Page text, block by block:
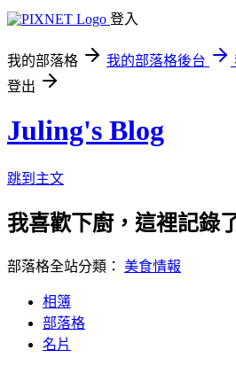
登入
我的部落格 我的部落格後台
登出
Juling's Blog
跳到主文
我喜歡下廚，這裡記錄
部落格全站分類： 美食情報
相簿
部落格
名片